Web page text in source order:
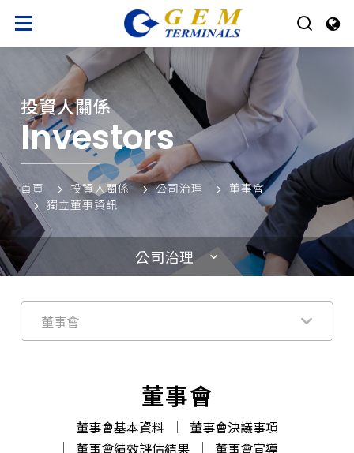
投資人關係
Investors
首頁 投資人關係 公司治理
董事會
獨立董事資訊
公司治理
董事會
董事會
董事會基本資料
董事會決議事項
董事會績效評估結果
董事會宣導